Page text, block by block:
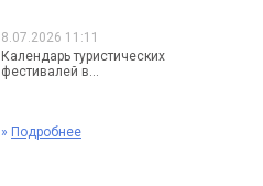
8.07.2026 11:11
Календарь туристических
фестивалей в...
» Подробнее